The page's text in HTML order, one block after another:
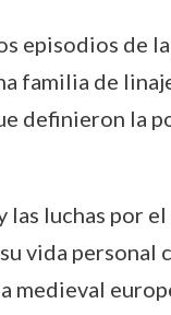
episodios de
familia de
definieron la
luchas por
vida personal
medieval